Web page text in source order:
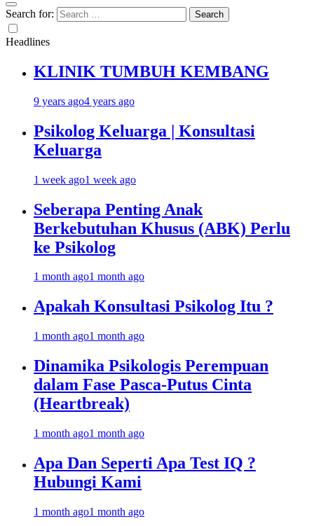
Search for:
Headlines
KLINIK TUMBUH KEMBANG
9 years ago4 years ago
Psikolog Keluarga | Konsultasi
Keluarga
1 week ago1 week ago
Seberapa Penting Anak
Berkebutuhan Khusus (ABK) Perlu
ke Psikolog
1 month ago1 month ago
Apakah Konsultasi Psikolog Itu ?
1 month ago1 month ago
Dinamika Psikologis Perempuan
dalam Fase Pasca-Putus Cinta
(Heartbreak)
1 month ago1 month ago
Apa Dan Seperti Apa Test IQ ?
Hubungi Kami
1 month ago1 month ago